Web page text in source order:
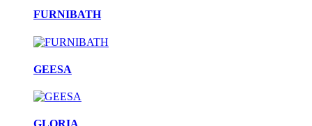
FURNIBATH
GEESA